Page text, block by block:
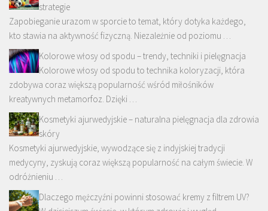
strategie
Zapobieganie urazom w sporcie to temat, który dotyka każdego,
kto stawia na aktywność fizyczną. Niezależnie od poziomu …
Kolorowe włosy od spodu – trendy, techniki i pielęgnacja
Kolorowe włosy od spodu to technika koloryzacji, która
zdobywa coraz większą popularność wśród miłośników
kreatywnych metamorfoz. Dzięki …
Kosmetyki ajurwedyjskie – naturalna pielęgnacja dla zdrowia
skóry
Kosmetyki ajurwedyjskie, wywodzące się z indyjskiej tradycji
medycyny, zyskują coraz większą popularność na całym świecie. W
odróżnieniu …
Dlaczego mężczyźni powinni stosować kremy z filtrem UV?